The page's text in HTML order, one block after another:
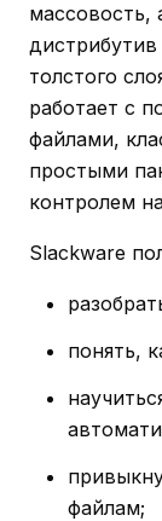
массовость,
толстого
работает с
файлами,
простыми
контролем
Slackware
понять,
файлам;